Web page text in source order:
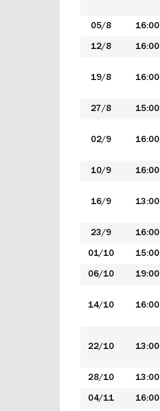
05/8 16:00
12/8 16:00
19/8 16:00
27/8 15:00
02/9 16:00
10/9 16:00
16/9 13:00
23/9 16:00
01/10 15:00
06/10 19:00
14/10 16:00
22/10 13:00
28/10 13:00
04/11 16:00